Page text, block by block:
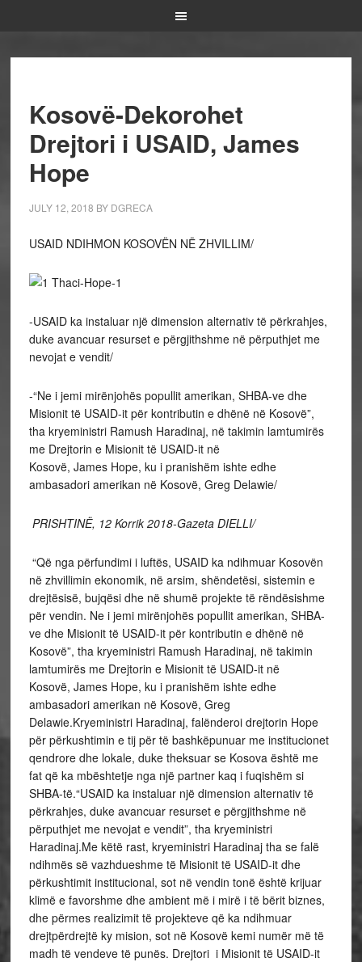
Kosovë-Dekorohet
Drejtori i USAID, James
Hope
JULY 12, 2018 BY DGRECA
USAID NDIHMON KOSOVËN NË ZHVILLIM/
-USAID ka instaluar një dimension alternativ të përkrahjes,
duke avancuar resurset e përgjithshme në përputhjet me
nevojat e vendit/
-“Ne i jemi mirënjohës popullit amerikan, SHBA-ve dhe
Misionit të USAID-it për kontributin e dhënë në Kosovë”,
tha kryeministri Ramush Haradinaj, në takimin lamtumirës
me Drejtorin e Misionit të USAID-it në
Kosovë, James Hope, ku i pranishëm ishte edhe
ambasadori amerikan në Kosovë, Greg Delawie/
PRISHTINË, 12 Korrik 2018-Gazeta DIELLI/
“Që nga përfundimi i luftës, USAID ka ndihmuar Kosovën
në zhvillimin ekonomik, në arsim, shëndetësi, sistemin e
drejtësisë, bujqësi dhe në shumë projekte të rëndësishme
për vendin. Ne i jemi mirënjohës popullit amerikan, SHBA-
ve dhe Misionit të USAID-it për kontributin e dhënë në
Kosovë”, tha kryeministri Ramush Haradinaj, në takimin
lamtumirës me Drejtorin e Misionit të USAID-it në
Kosovë, James Hope, ku i pranishëm ishte edhe
ambasadori amerikan në Kosovë, Greg
Delawie.Kryeministri Haradinaj, falënderoi drejtorin Hope
për përkushtimin e tij për të bashkëpunuar me institucionet
qendrore dhe lokale, duke theksuar se Kosova është me
fat që ka mbështetje nga një partner kaq i fuqishëm si
SHBA-të.“USAID ka instaluar një dimension alternativ të
përkrahjes, duke avancuar resurset e përgjithshme në
përputhjet me nevojat e vendit”, tha kryeministri
Haradinaj.Me këtë rast, kryeministri Haradinaj tha se falë
ndihmës së vazhdueshme të Misionit të USAID-it dhe
përkushtimit institucional, sot në vendin tonë është krijuar
klimë e favorshme dhe ambient më i mirë i të bërit biznes,
dhe përmes realizimit të projekteve që ka ndihmuar
drejtpërdrejtë ky mision, sot në Kosovë kemi numër më të
madh të vendeve të punës. Drejtori i Misionit të USAID-it